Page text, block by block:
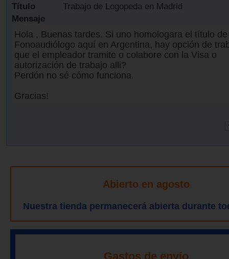
Título
Trabajo de Logopeda en Madrid
Mensaje
Hola , Buenas tardes. Si uno homologara el título de
Fonoaudiólogo aquí en Argentina, hay opción de
que el empleador tramite o colabore con la Visa o
autorización de trabajo alli?
Perdón no sé cómo funciona.
Gracias!
Abierto en agosto
Nuestra tienda permanecerá abierta durante
Gastos de envío